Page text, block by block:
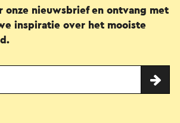
onze nieuwsbrief en ontvang met
inspiratie over het mooiste